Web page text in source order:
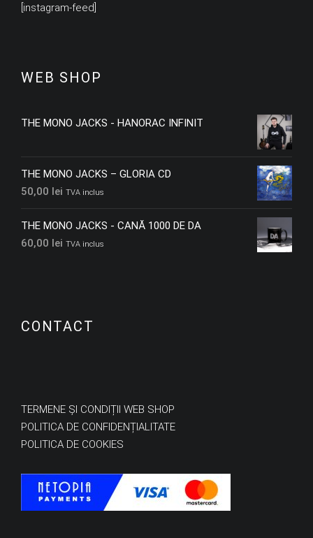
[instagram-feed]
WEB SHOP
THE MONO JACKS - HANORAC INFINIT
THE MONO JACKS – GLORIA CD
50,00 lei TVA inclus
THE MONO JACKS - CANĂ 1000 DE DA
60,00 lei TVA inclus
CONTACT
TERMENE ȘI CONDIȚII WEB SHOP
POLITICA DE CONFIDENȚIALITATE
POLITICA DE COOKIES